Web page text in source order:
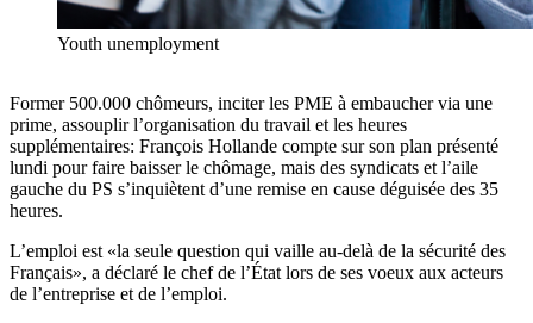
Youth unemployment
Former 500.000 chômeurs, inciter les PME à embaucher via une
prime, assouplir l’organisation du travail et les heures
supplémentaires: François Hollande compte sur son plan présenté
lundi pour faire baisser le chômage, mais des syndicats et l’aile
gauche du PS s’inquiètent d’une remise en cause déguisée des 35
heures.
L’emploi est «la seule question qui vaille au-delà de la sécurité des
Français», a déclaré le chef de l’État lors de ses voeux aux acteurs
de l’entreprise et de l’emploi.